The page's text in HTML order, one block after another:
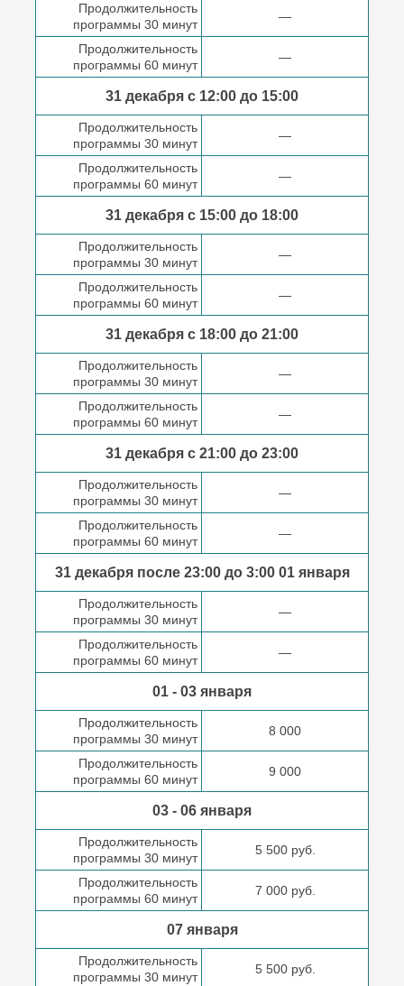
Продолжительность
программы 30 минут
—
Продолжительность
программы 60 минут
—
31 декабря с 12:00 до 15:00
Продолжительность
программы 30 минут
—
Продолжительность
программы 60 минут
—
31 декабря с 15:00 до 18:00
Продолжительность
программы 30 минут
—
Продолжительность
программы 60 минут
—
31 декабря с 18:00 до 21:00
Продолжительность
программы 30 минут
—
Продолжительность
программы 60 минут
—
31 декабря с 21:00 до 23:00
Продолжительность
программы 30 минут
—
Продолжительность
программы 60 минут
—
31 декабря после23:00 до 3:0001 января
Продолжительность
программы 30 минут
—
Продолжительность
программы 60 минут
—
01 - 03 января
Продолжительность
программы 30 минут
8 000
Продолжительность
программы 60 минут
9 000
03 - 06 января
Продолжительность
программы 30 минут
5 500 руб.
Продолжительность
программы 60 минут
7 000 руб.
07 января
Продолжительность
программы 30 минут
5 500 руб.